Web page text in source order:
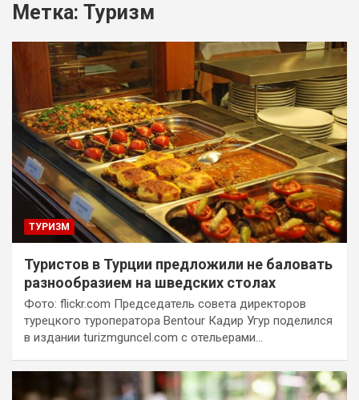
Метка: Туризм
ТУРИЗМ
Туристов в Турции предложили не баловать
разнообразием на шведских столах
Фото: flickr.com Председатель совета директоров
турецкого туроператора Bentour Кадир Угур поделился
в издании turizmguncel.com с отельерами…